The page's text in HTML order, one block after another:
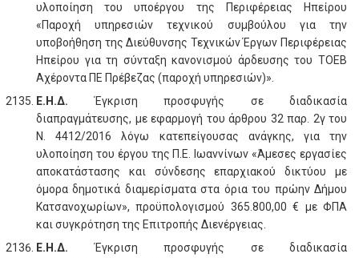
υλοποίηση του υποέργου της Περιφέρειας Ηπείρου
«Παροχή υπηρεσιών τεχνικού συμβούλου για την
υποβοήθηση της Διεύθυνσης Τεχνικών Έργων Περιφέρειας
Ηπείρου για τη σύνταξη κανονισμού άρδευσης του ΤΟΕΒ
Αχέροντα ΠΕ Πρέβεζας (παροχή υπηρεσιών)».
Ε.Η.Δ.Έγκριση προσφυγής σε διαδικασία
διαπραγμάτευσης, με εφαρμογή του άρθρου 32 παρ. 2γ του
Ν. 4412/2016 λόγω κατεπείγουσας ανάγκης, για την
υλοποίηση του έργου της Π.Ε. Ιωαννίνων «Άμεσες εργασίες
αποκατάστασης και σύνδεσης επαρχιακού δικτύου με
όμορα δημοτικά διαμερίσματα στα όρια του πρώην Δήμου
Κατσανοχωρίων», προϋπολογισμού 365.800,00 € με ΦΠΑ
και συγκρότηση της Επιτροπής Διενέργειας.
Ε.Η.Δ.Έγκριση προσφυγής σε διαδικασία